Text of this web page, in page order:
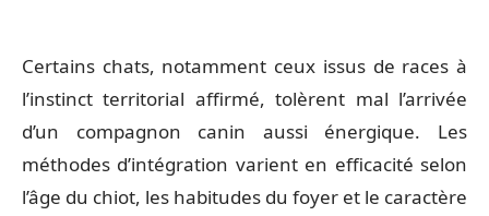
Certains chats, notamment ceux issus de races à
l’instinct territorial affirmé, tolèrent mal l’arrivée
d’un compagnon canin aussi énergique. Les
méthodes d’intégration varient en efficacité selon
l’âge du chiot, les habitudes du foyer et le caractère